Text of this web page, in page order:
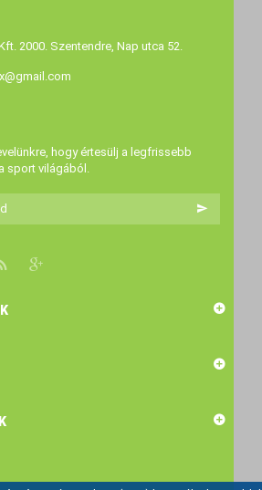
2000. Szentendre, Nap utca 52.
hogy értesülj a legfrissebb
sport világából.